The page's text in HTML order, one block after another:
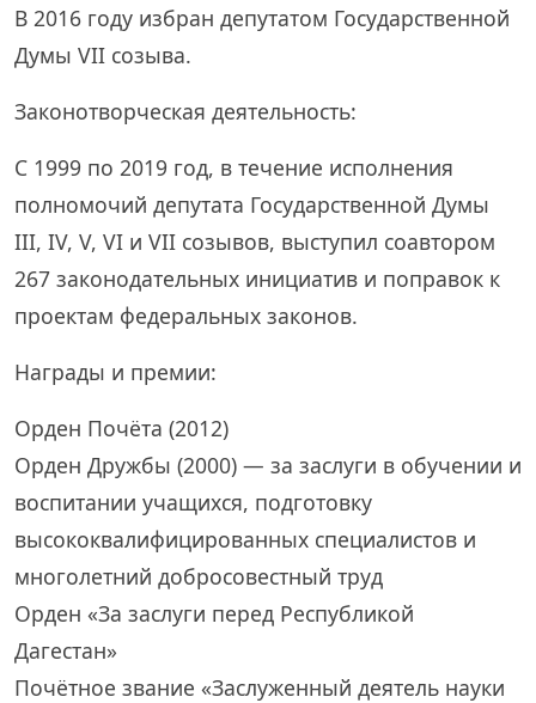
В 2016 году избран депутатом Государственной
Думы VII созыва.
Законотворческая деятельность:
С 1999 по 2019 год, в течение исполнения
полномочий депутата Государственной Думы
III, IV, V, VI и VII созывов, выступил соавтором
267 законодательных инициатив и поправок к
проектам федеральных законов.
Награды и премии:
Орден Почёта (2012)
Орден Дружбы (2000) — за заслуги в обучении и
воспитании учащихся, подготовку
высококвалифицированных специалистов и
многолетний добросовестный труд
Орден «За заслуги перед Республикой
Дагестан»
Почётное звание «Заслуженный деятель науки